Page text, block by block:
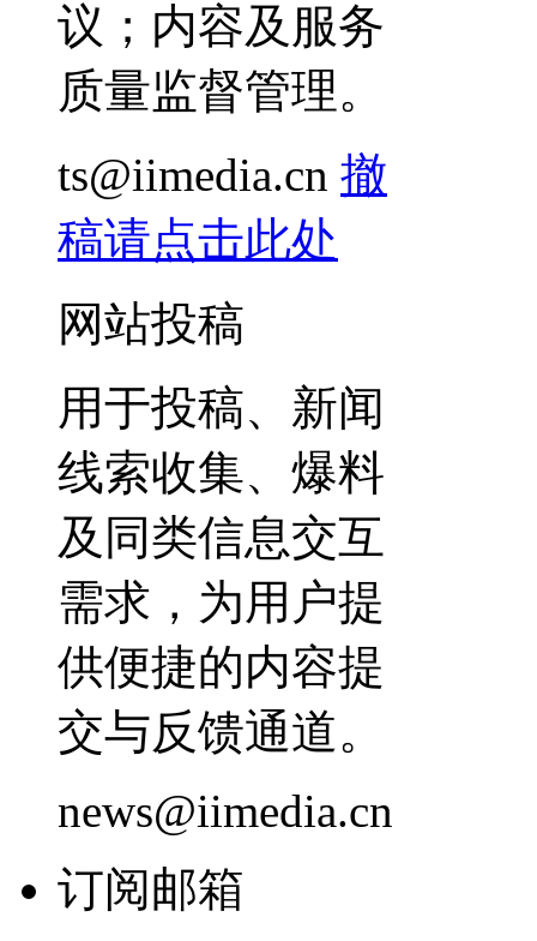
议；内容及服务
质量监督管理。
ts@iimedia.cn 撤
稿请点击此处
网站投稿
用于投稿、新闻
线索收集、爆料
及同类信息交互
需求，为用户提
供便捷的内容提
交与反馈通道。
news@iimedia.cn
订阅邮箱